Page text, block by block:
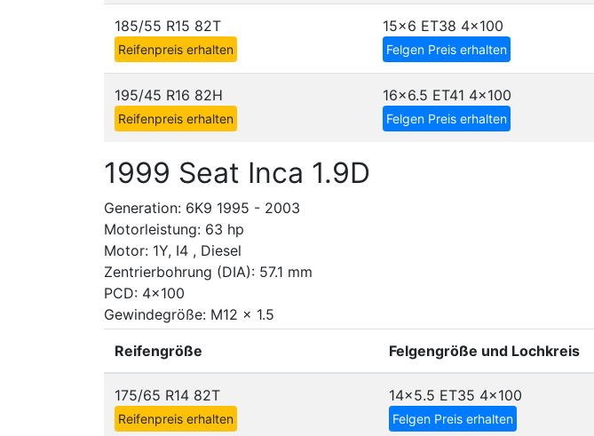
185/55 R15 82T
Reifenpreis erhalten
15x6 ET38 4x100
Felgen Preis erhalten
195/45 R16 82H
Reifenpreis erhalten
16x6.5 ET41 4x100
Felgen Preis erhalten
1999 Seat Inca 1.9D
Generation: 6K9 1995 - 2003
Motorleistung: 63 hp
Motor: 1Y, I4 , Diesel
Zentrierbohrung (DIA): 57.1 mm
PCD: 4x100
Gewindegröße: M12 x 1.5
Reifengröße Felgengröße und Lochkreis
175/65 R14 82T
Reifenpreis erhalten
14x5.5 ET35 4x100
Felgen Preis erhalten